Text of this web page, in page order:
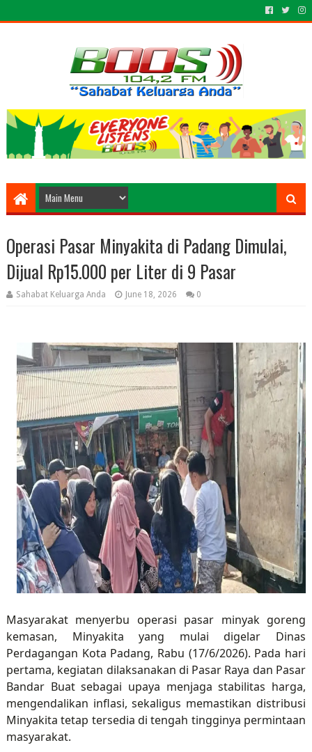
Operasi Pasar Minyakita di Padang Dimulai,
Dijual Rp15.000 per Liter di 9 Pasar
Sahabat Keluarga Anda June 18, 2026 0
Masyarakat menyerbu operasi pasar minyak goreng
kemasan, Minyakita yang mulai digelar Dinas
Perdagangan Kota Padang, Rabu (17/6/2026). Pada hari
pertama, kegiatan dilaksanakan di Pasar Raya dan Pasar
Bandar Buat sebagai upaya menjaga stabilitas harga,
mengendalikan inflasi, sekaligus memastikan distribusi
Minyakita tetap tersedia di tengah tingginya permintaan
masyarakat.